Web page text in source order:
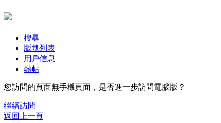
搜尋
版塊列表
用戶信息
熱帖
您訪問的頁面無手機頁面，是否進一步訪問電腦版？
繼續訪問
返回上一頁